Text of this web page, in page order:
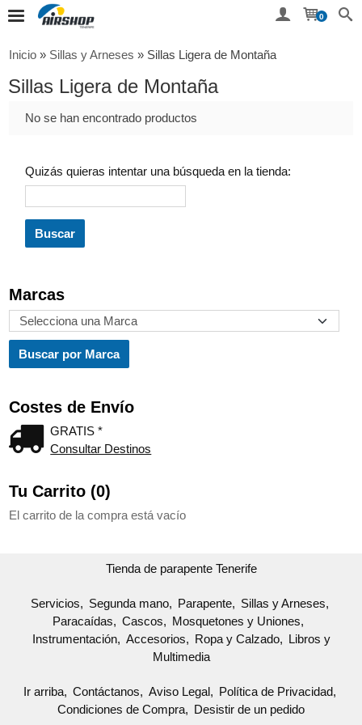
0
Marcas
Costes de Envío
GRATIS *
Consultar Destinos
Tu Carrito (0)
El carrito de la compra está vacío
Inicio » Sillas y Arneses » Sillas Ligera de Montaña
Sillas Ligera de Montaña
No se han encontrado productos
Quizás quieras intentar una búsqueda en la tienda:
Tienda de parapente Tenerife
Servicios Segunda mano Parapente
Sillas y Arneses
Paracaídas
Cascos
Mosquetones y Uniones
Instrumentación
Accesorios Ropa y Calzado
Libros y
Multimedia
Ir arriba Contáctanos Aviso Legal
Política de Privacidad
Condiciones de Compra
Desistir de un pedido